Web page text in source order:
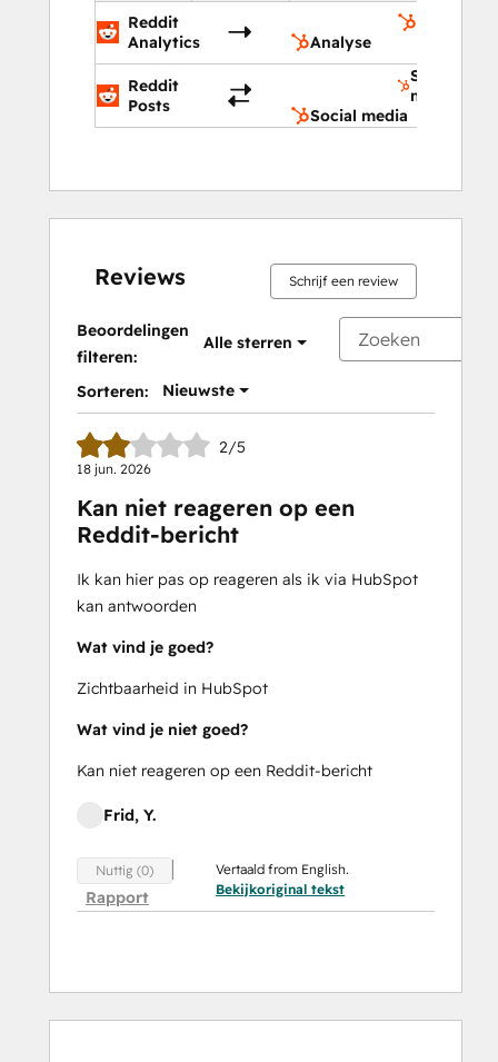
Reddit
Analytics
Analyse
Reddit
Posts
Social
media
Social media
Reviews Schrijf een review
Beoordelingen
filteren:
Alle sterren
Sorteren: Nieuwste
2/5
18 jun. 2026
Kan niet reageren op een
Reddit-bericht
Ik kan hier pas op reageren als ik via HubSpot
kan antwoorden
Wat vind je goed?
Zichtbaarheid in HubSpot
Wat vind je niet goed?
Kan niet reageren op een Reddit-bericht
Frid, Y.
Nuttig (0)
Rapport
Vertaald from English.
Bekijkoriginal tekst